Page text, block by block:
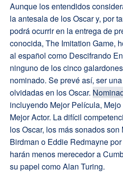
Aunque los entendidos
la antesala de los Oscar y, por
podrá ocurrir en la entrega de
conocida, The Imitation Game,
al español como Descifrando
ninguno de los cinco
nominado. Se prevé así, ser
olvidadas en los Oscar.
incluyendo Mejor Película,
Mejor Actor. La difícil
los Oscar, los más sonados
Birdman o Eddie Redmayne
harán menos merecedor a
su papel como Alan Turing.